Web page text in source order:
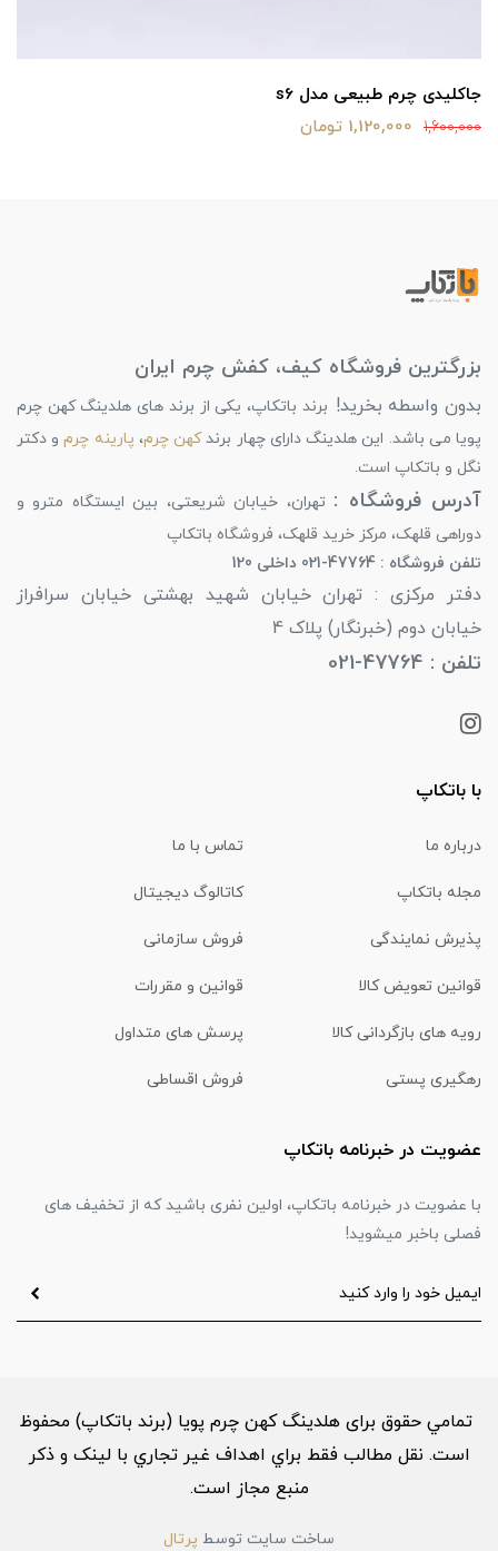
جاکلیدی چرم طبیعی مدل s6
1,600,000 1,120,000 تومان
بزرگترین فروشگاه کیف، کفش چرم ایران
بدون واسطه بخرید! برند باتکاپ، یکی از برند های هلدینگ کهن چرم
پویا می باشد. این هلدینگ دارای چهار برندکهن چرم، پارینه چرمو دکتر
نگل و باتکاپ است.
آدرس فروشگاه : تهران، خیابان شریعتی، بین ایستگاه مترو و
دوراهی قلهک، مرکز خرید قلهک، فروشگاه باتکاپ
تلفن فروشگاه : 47764-021 داخلی 120
دفتر مرکزی : تهران خیابان شهید بهشتی خیابان سرافراز
خیابان دوم (خبرنگار) پلاک 4
تلفن : 47764-021
با باتکاپ
درباره ما تماس با ما
مجله باتکاپ کاتالوگ دیجیتال
پذیرش نمایندگی فروش سازمانی
قوانین تعویض کالا قوانین و مقررات
رویه های بازگردانی کالا پرسش های متداول
رهگیری پستی فروش اقساطی
عضویت در خبرنامه باتکاپ
با عضویت در خبرنامه باتکاپ، اولین نفری باشید که از تخفیف های
فصلی باخبر میشوید!
تمامي حقوق برای هلدینگ کهن چرم پویا (برند باتکاپ) محفوظ
است. نقل مطالب فقط براي اهداف غير تجاري با لینک و ذکر
منبع مجاز است.
ساخت سایت توسط پرتال